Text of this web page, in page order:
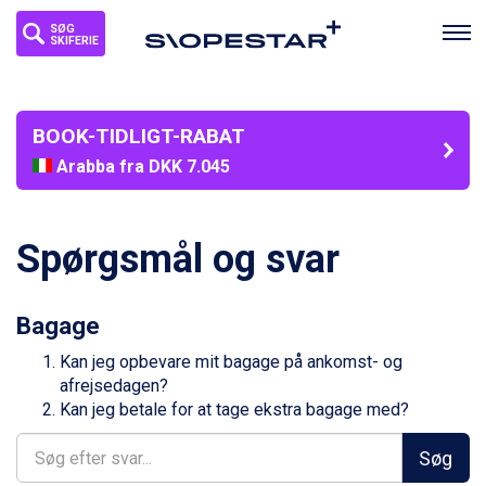
SØG
SKIFERIE
BOOK-TIDLIGT-RABAT
Arabba fra DKK 7.045
La Thuile fra DKK 4.595
Cervinia fra DKK 5.295
Sölden fra DKK 8.445
Bad Hofgastein fra DKK 5.495
Saalbach fra DKK 5.945
Champoluc fra DKK 3.795
Sestriere fra DKK 4.395
Wagrain fra DKK 4.645
Ischgl fra DKK 7.095
Fieberbrunn fra DKK 6.145
St. Anton fra DKK 7.245
Spørgsmål og svar
Bagage
Kan jeg opbevare mit bagage på ankomst- og
afrejsedagen?
Kan jeg betale for at tage ekstra bagage med?
Søg